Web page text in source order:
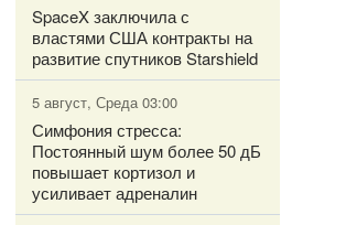
SpaceX заключила с
властями США контракты на
развитие спутников Starshield
5 август, Среда 03:00
Симфония стресса:
Постоянный шум более 50 дБ
повышает кортизол и
усиливает адреналин